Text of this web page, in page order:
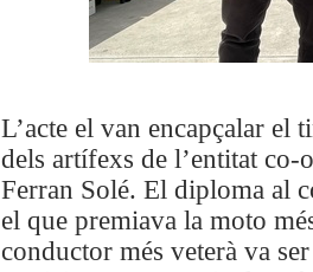
L’acte el van encapçalar el
dels artífexs de l’entitat co-
Ferran Solé. El diploma al
el que premiava la moto
conductor més veterà va